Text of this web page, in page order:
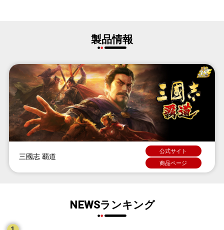
製品情報
三國志 覇道
公式サイト
商品ページ
NEWSランキング